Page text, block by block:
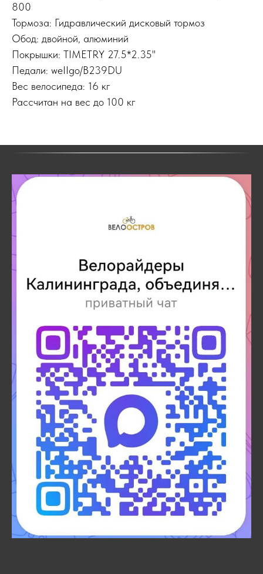
800
Тормоза: Гидравлический дисковый тормоз
Обод: двойной, алюминий
Покрышки: TIMETRY 27.5*2.35''
Педали: weIIgo/B239DU
Вес велосипеда: 16 кг
Рассчитан на вес до 100 кг